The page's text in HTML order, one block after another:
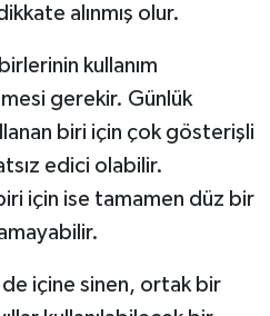
alınmış olur.
kullanım
gerekir. Günlük
biri için çok gösterişli
edici olabilir.
biri için ise tamamen düz bir
içine sinen, ortak bir